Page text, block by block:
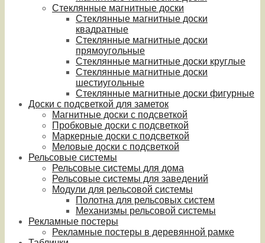
Стеклянные магнитные доски
Стеклянные магнитные доски
квадратные
Стеклянные магнитные доски
прямоугольные
Стеклянные магнитные доски круглые
Стеклянные магнитные доски
шестиугольные
Стеклянные магнитные доски фигурные
Доски с подсветкой для заметок
Магнитные доски с подсветкой
Пробковые доски с подсветкой
Маркерные доски с подсветкой
Меловые доски с подсветкой
Рельсовые системы
Рельсовые системы для дома
Рельсовые системы для заведений
Модули для рельсовой системы
Полотна для рельсовых систем
Механизмы рельсовой системы
Рекламные постеры
Рекламные постеры в деревянной рамке